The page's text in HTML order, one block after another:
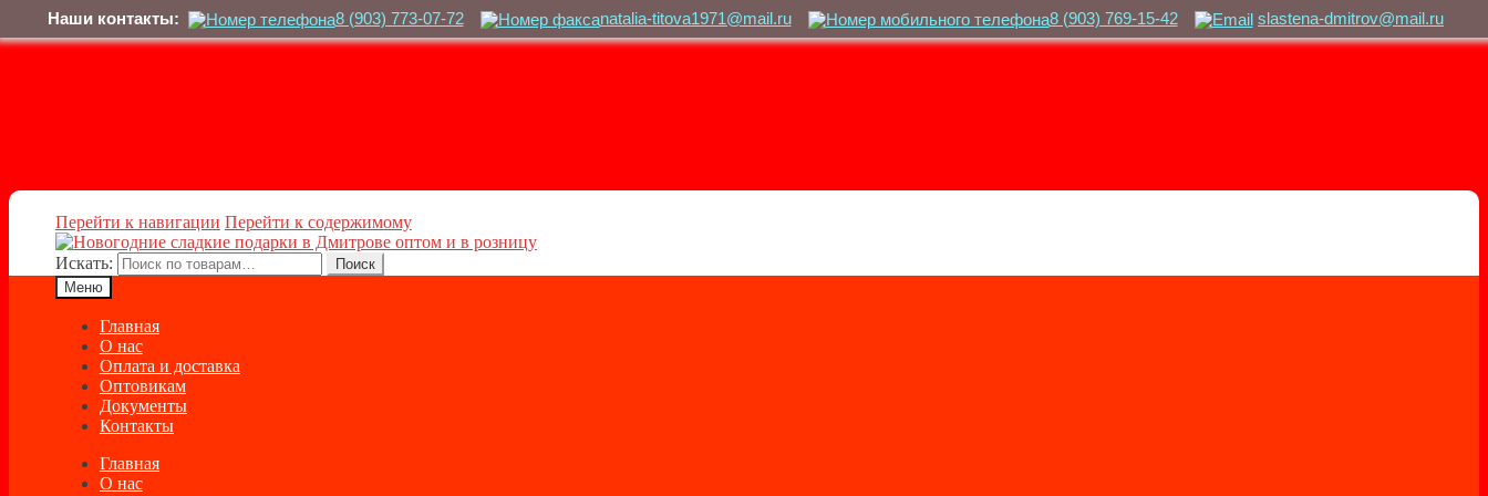
Наши контакты: 8 (903) 773-07-72 natalia-titova1971@mail.ru 8 (903) 769-15-42 slastena-dmitrov@mail.ru
Перейти к навигации Перейти к содержимому
Искать:
Поиск
Меню
Главная
О нас
Оплата и доставка
Оптовикам
Документы
Контакты
Главная
О нас